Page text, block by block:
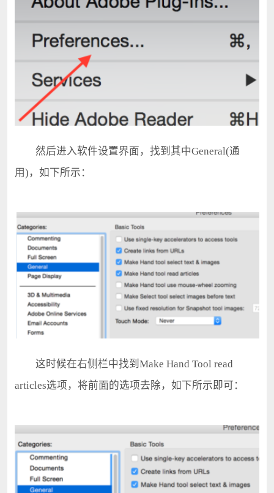
然后进入软件设置界面，找到其中General(通
用)，如下所示：
这时候在右侧栏中找到Make Hand Tool read
articles选项，将前面的选项去除，如下所示即可：